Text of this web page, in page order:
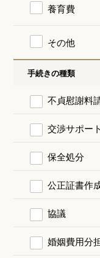
養育費
その他
手続きの種類
不貞慰謝料
交渉サポート
保全処分
公正証書作
協議
婚姻費用分